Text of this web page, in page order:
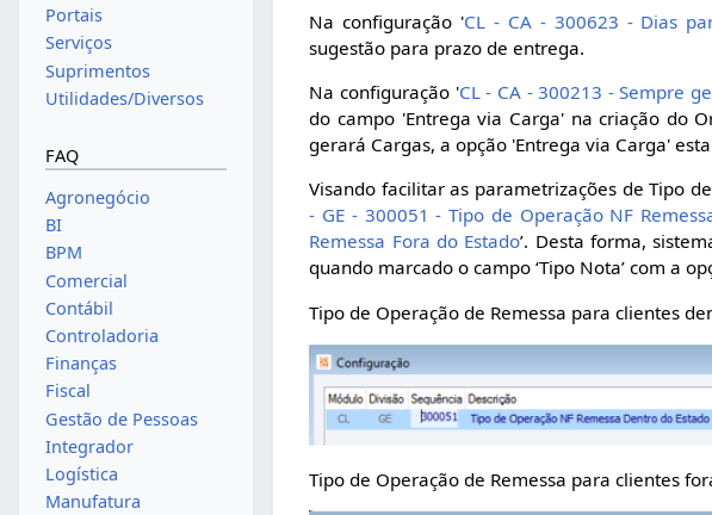
Na configuração 'CL - CA - 300623 - Dias
sugestão para prazo de entrega.
Na configuração 'CL - CA - 300213 - Sempre
do campo 'Entrega via Carga' na criação do
gerará Cargas, a opção 'Entrega via Carga'
Visando facilitar as parametrizações de Tipo
- GE - 300051 - Tipo de Operação NF
Remessa Fora do Estado’. Desta forma,
quando marcado o campo ‘Tipo Nota’ com a
Tipo de Operação de Remessa para clientes
Tipo de Operação de Remessa para clientes
Portais
Serviços
Suprimentos
Utilidades/Diversos
FAQ
Agronegócio
BI
BPM
Comercial
Contábil
Controladoria
Finanças
Fiscal
Gestão de Pessoas
Integrador
Logística
Manufatura